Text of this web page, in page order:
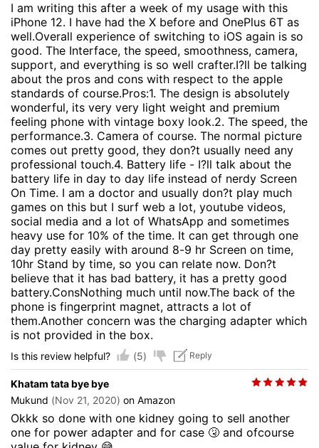
I am writing this after a week of my usage with this
iPhone 12. I have had the X before and OnePlus 6T as
well.Overall experience of switching to iOS again is so
good. The Interface, the speed, smoothness, camera,
support, and everything is so well crafter.I?ll be talking
about the pros and cons with respect to the apple
standards of course.Pros:1. The design is absolutely
wonderful, its very very light weight and premium
feeling phone with vintage boxy look.2. The speed, the
performance.3. Camera of course. The normal picture
comes out pretty good, they don?t usually need any
professional touch.4. Battery life - I?ll talk about the
battery life in day to day life instead of nerdy Screen
On Time. I am a doctor and usually don?t play much
games on this but I surf web a lot, youtube videos,
social media and a lot of WhatsApp and sometimes
heavy use for 10% of the time. It can get through one
day pretty easily with around 8-9 hr Screen on time,
10hr Stand by time, so you can relate now. Don?t
believe that it has bad battery, it has a pretty good
battery.ConsNothing much until now.The back of the
phone is fingerprint magnet, attracts a lot of
them.Another concern was the charging adapter which
is not provided in the box.
Is this review helpful? (5) Reply
Khatam tata bye bye
Mukund (Nov 21, 2020) on Amazon
Okkk so done with one kidney going to sell another
one for power adapter and for case 🤧 and ofcourse